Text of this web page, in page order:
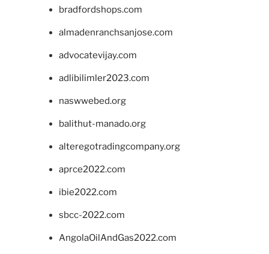
bradfordshops.com
almadenranchsanjose.com
advocatevijay.com
adlibilimler2023.com
naswwebed.org
balithut-manado.org
alteregotradingcompany.org
aprce2022.com
ibie2022.com
sbcc-2022.com
AngolaOilAndGas2022.com